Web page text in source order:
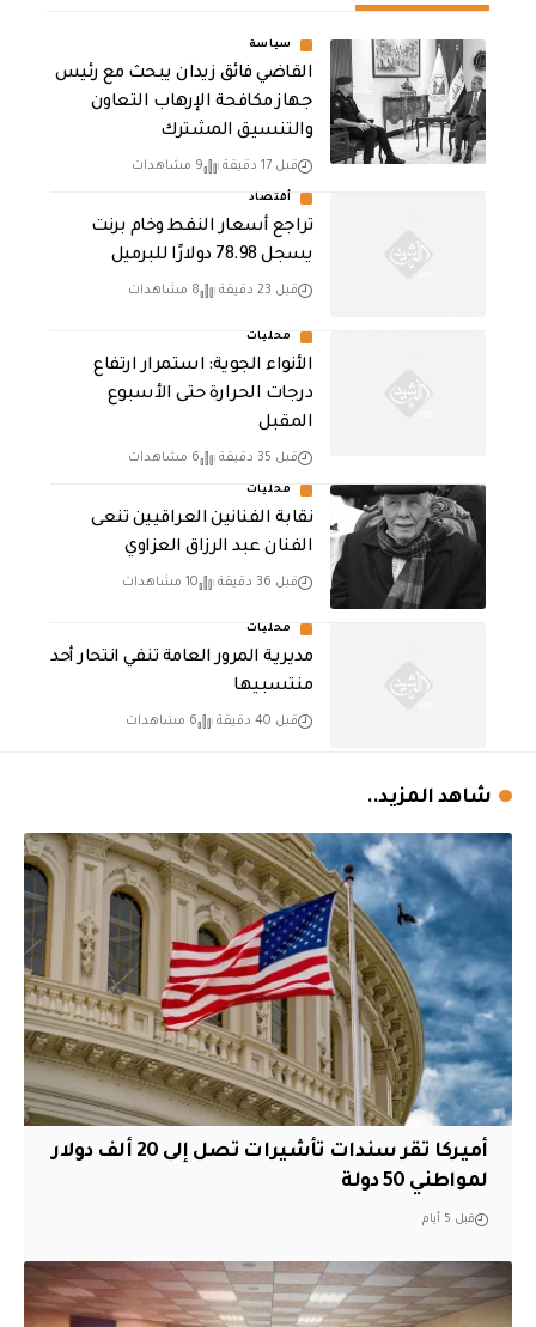
سياسة
القاضي فائق زيدان يبحث مع رئيس
جهاز مكافحة الإرهاب التعاون
والتنسيق المشترك
قبل 17 دقيقة 9 مشاهدات
أقتصاد
تراجع أسعار النفط وخام برنت
يسجل 78.98 دولارًا للبرميل
قبل 23 دقيقة 8 مشاهدات
محليات
الأنواء الجوية: استمرار ارتفاع
درجات الحرارة حتى الأسبوع
المقبل
قبل 35 دقيقة 6 مشاهدات
محليات
نقابة الفنانين العراقيين تنعى
الفنان عبد الرزاق العزاوي
قبل 36 دقيقة 10 مشاهدات
محليات
مديرية المرور العامة تنفي انتحار أحد
منتسبيها
قبل 40 دقيقة 6 مشاهدات
شاهد المزيد..
أميركا تقر سندات تأشيرات تصل إلى 20 ألف دولار
لمواطني 50 دولة
قبل 5 أيام